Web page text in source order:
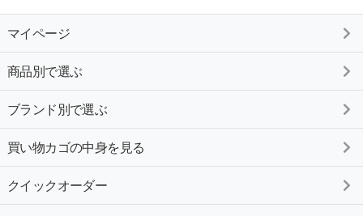
マイページ
商品別で選ぶ
ブランド別で選ぶ
買い物カゴの中身を見る
クイックオーダー